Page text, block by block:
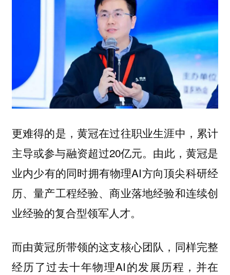
更难得的是，黄冠在过往职业生涯中，累计
主导或参与融资超过20亿元。由此，黄冠是
业内少有的同时拥有物理AI方向顶尖科研经
历、量产工程经验、商业落地经验和连续创
业经验的复合型领军人才。
而由黄冠所带领的这支核心团队，同样完整
经历了过去十年物理AI的发展历程，并在